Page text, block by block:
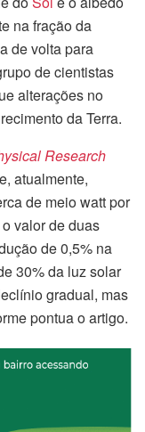
na fração da
de volta para
de cientistas
alterações no
da Terra.
Research
atualmente,
de meio watt por
valor de duas
de 0,5% na
30% da luz solar
gradual, mas
pontua o artigo.